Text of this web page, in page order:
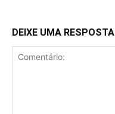
DEIXE UMA RESPOSTA